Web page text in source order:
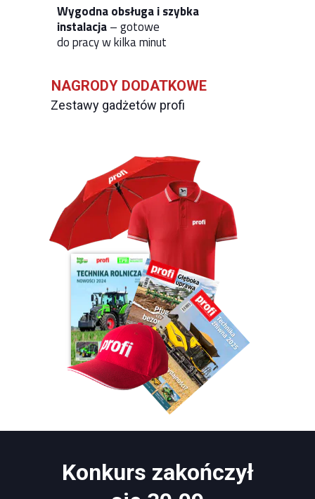
Wygodna obsługa i szybka
instalacja– gotowe
do pracy w kilka minut
NAGRODY DODATKOWE
Zestawy gadżetów profi
Konkurs zakończył